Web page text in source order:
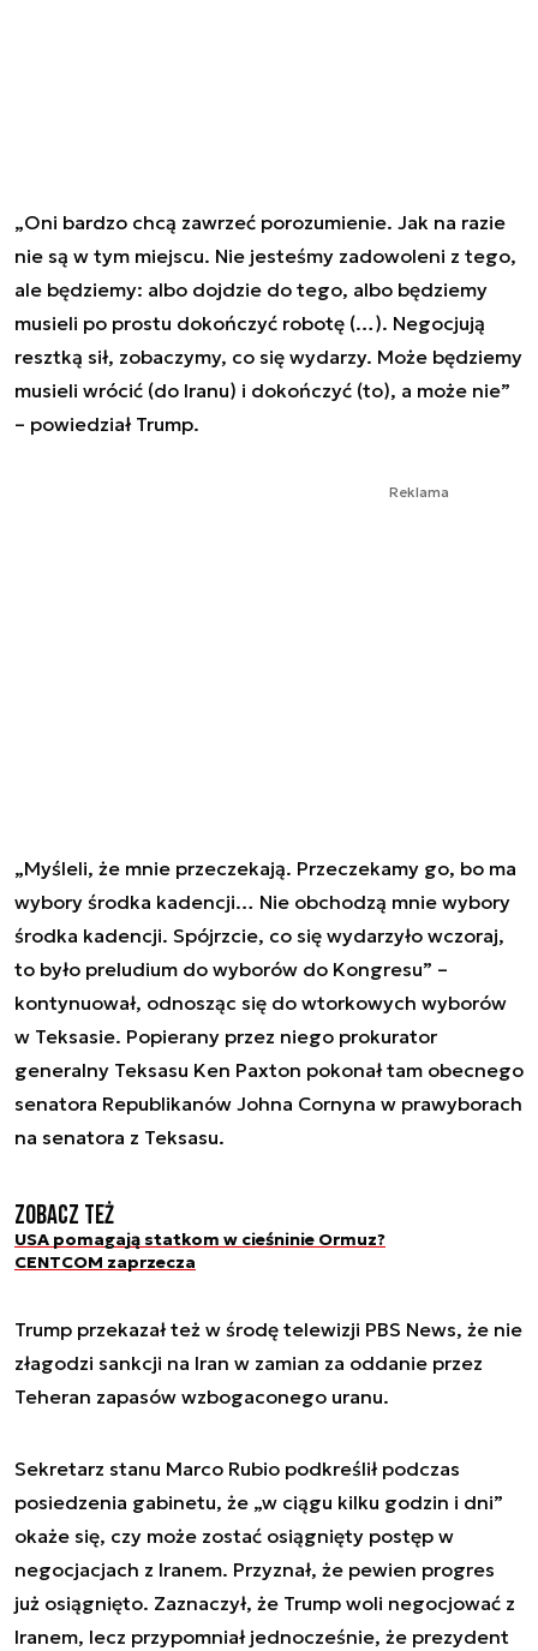
„Oni bardzo chcą zawrzeć porozumienie. Jak na razie
nie są w tym miejscu. Nie jesteśmy zadowoleni z tego,
ale będziemy: albo dojdzie do tego, albo będziemy
musieli po prostu dokończyć robotę (…). Negocjują
resztką sił, zobaczymy, co się wydarzy. Może będziemy
musieli wrócić (do Iranu) i dokończyć (to), a może nie”
– powiedział Trump.
Reklama
„Myśleli, że mnie przeczekają. Przeczekamy go, bo ma
wybory środka kadencji… Nie obchodzą mnie wybory
środka kadencji. Spójrzcie, co się wydarzyło wczoraj,
to było preludium do wyborów do Kongresu” –
kontynuował, odnosząc się do wtorkowych wyborów
w Teksasie. Popierany przez niego prokurator
generalny Teksasu Ken Paxton pokonał tam obecnego
senatora Republikanów Johna Cornyna w prawyborach
na senatora z Teksasu.
Zobacz też
USA pomagają statkom w cieśninie Ormuz?
CENTCOM zaprzecza
Trump przekazał też w środę telewizji PBS News, że nie
złagodzi sankcji na Iran w zamian za oddanie przez
Teheran zapasów wzbogaconego uranu.
Sekretarz stanu Marco Rubio podkreślił podczas
posiedzenia gabinetu, że „w ciągu kilku godzin i dni”
okaże się, czy może zostać osiągnięty postęp w
negocjacjach z Iranem. Przyznał, że pewien progres
już osiągnięto. Zaznaczył, że Trump woli negocjować z
Iranem, lecz przypomniał jednocześnie, że prezydent